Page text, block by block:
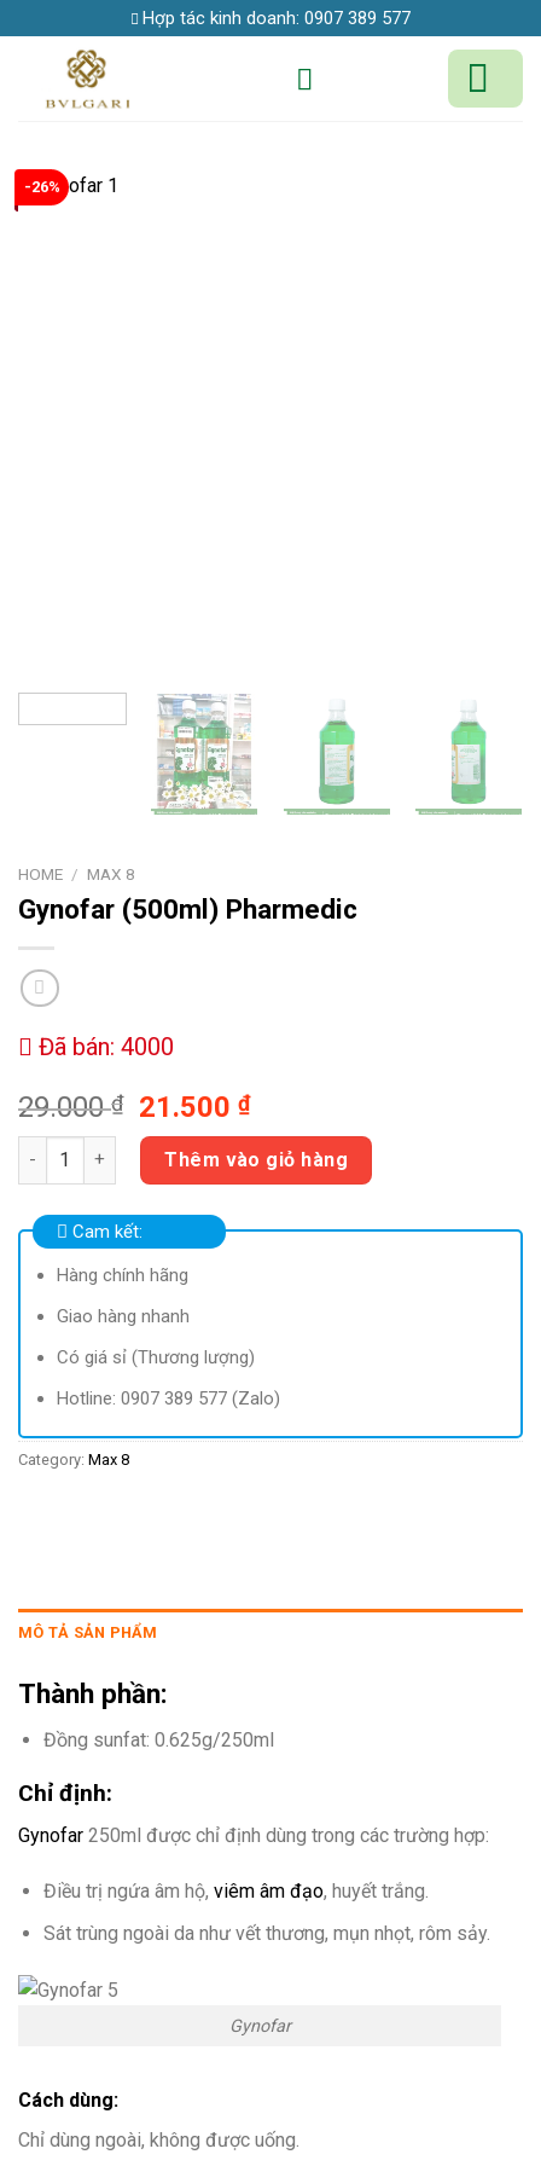
to
Hợp tác kinh doanh: 0907 389 577
-26%
HOME / MAX 8
Gynofar (500ml) Pharmedic
Đã bán: 4000
29.000₫ 21.500₫
Gynofar (500ml) Pharmedic quantity
Thêm vào giỏ hàng
Cam kết:
Hàng chính hãng
Giao hàng nhanh
Có giá sỉ (Thương lượng)
Hotline: 0907 389 577 (Zalo)
Category: Max 8
MÔ TẢ SẢN PHẨM
Thành phần:
Đồng sunfat: 0.625g/250ml
Chỉ định:
Gynofar 250ml được chỉ định dùng trong các trường hợp:
Điều trị ngứa âm hộ, viêm âm đạo, huyết trắng.
Sát trùng ngoài da như vết thương, mụn nhọt, rôm sảy.
Gynofar
Cách dùng:
Chỉ dùng ngoài, không được uống.